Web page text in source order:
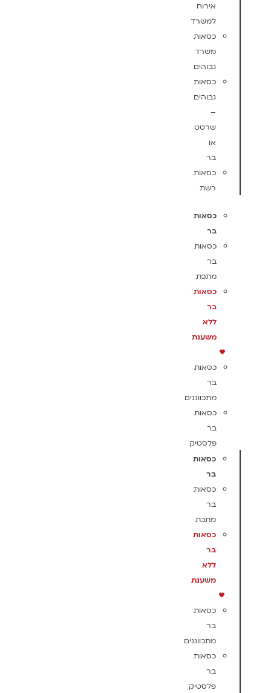
אירוח
למשרד
כסאות
משרד
גבוהים
כסאות
גבוהים
–
שרטט
או
בר
כסאות
רשת
כסאות
בר
כסאות
בר
מתכת
כסאות
בר
ללא
משענת
כסאות
בר
מתכווננים
כסאות
בר
פלסטיק
כסאות
בר
כסאות
בר
מתכת
כסאות
בר
ללא
משענת
כסאות
בר
מתכווננים
כסאות
בר
פלסטיק